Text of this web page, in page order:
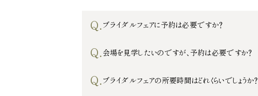
Q.ブライダルフェアに予約は必要ですか？
Q.会場を見学したいのですが、予約は必要ですか？
Q.ブライダルフェアの所要時間はどれくらいでしょうか？